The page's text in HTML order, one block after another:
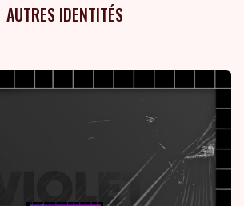
AUTRES IDENTITÉS